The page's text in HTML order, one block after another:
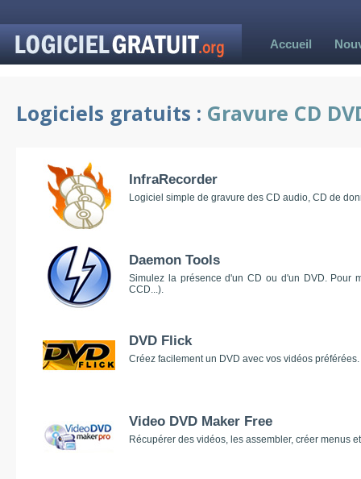
Accueil
Logiciels gratuits : Gravure CD
InfraRecorder
Logiciel simple de gravure des CD audio, CD de
Daemon Tools
Simulez la présence d'un CD ou d'un DVD. Pour
CCD...).
DVD Flick
Créez facilement un DVD avec vos vidéos préférées.
Video DVD Maker Free
Récupérer des vidéos, les assembler, créer menus